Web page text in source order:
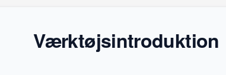
Værktøjsintroduktion